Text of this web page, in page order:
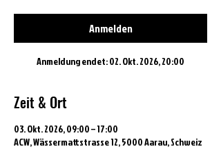
Anmelden
Anmeldung endet: 02. Okt. 2026, 20:00
Zeit & Ort
03. Okt. 2026, 09:00 – 17:00
ACW, Wässermattstrasse 12, 5000 Aarau, Schweiz